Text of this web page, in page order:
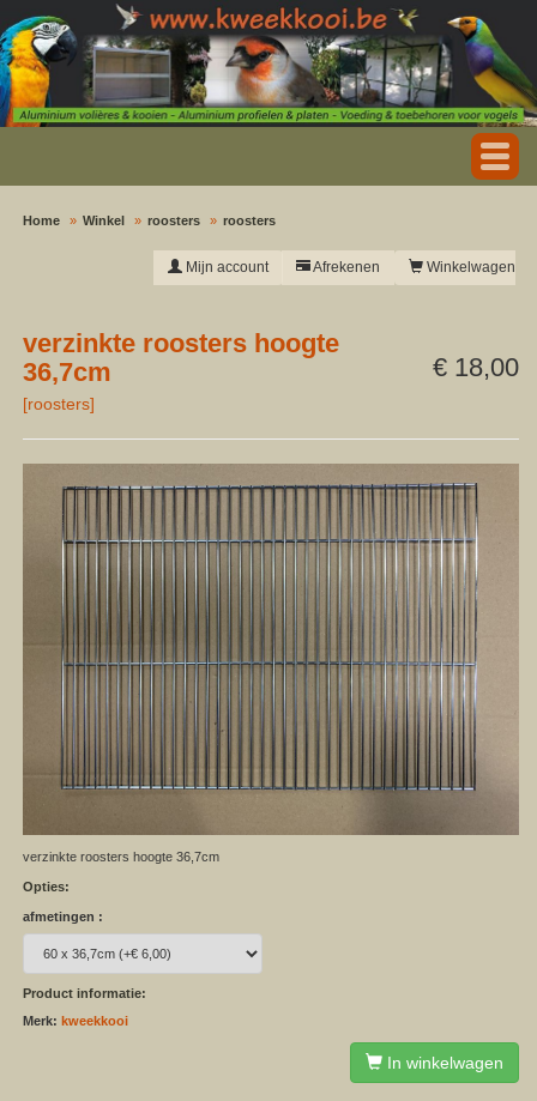
Home Winkel roosters roosters
Winkelwagen
Afrekenen
Mijn account
€ 18,00
verzinkte roosters hoogte
36,7cm
[roosters]
verzinkte roosters hoogte 36,7cm
Opties:
afmetingen :
Product informatie:
Merk:kweekkooi
In winkelwagen